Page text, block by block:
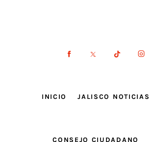
INICIO JALISCO NOTICIAS
CONSEJO CIUDADANO